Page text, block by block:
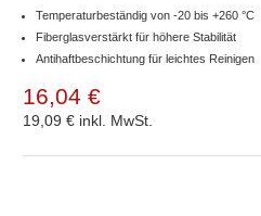
Temperaturbeständig von -20 bis +260 °C
Fiberglasverstärkt für höhere Stabilität
Antihaftbeschichtung für leichtes Reinigen
16,04 €
19,09 € inkl. MwSt.